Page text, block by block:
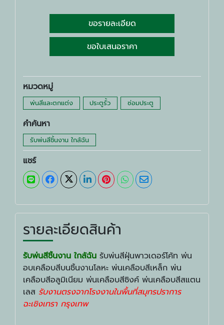
ขอรายละเอียด
ขอใบเสนอราคา
หมวดหมู่
พ่นสีและตกแต่ง ประตูรั้ว ซ่อมประตู
คำค้นหา
รับพ่นสีชิ้นงาน ใกล้ฉัน
แชร์
รายละเอียดสินค้า
รับพ่นสีชิ้นงาน ใกล้ฉัน รับพ่นสีฝุ่นพาวเดอร์โค้ท พ่น
อบเคลือบสีบนชิ้นงานโลหะ พ่นเคลือบสีเหล็ก พ่น
เคลือบสีอลูมิเนียม พ่นเคลือบสีซิงค์ พ่นเคลือบสีสแตน
เลส รับงานตรงจากโรงงานในพื้นที่สมุทรปราการ
ฉะเชิงเทรา กรุงเทพ